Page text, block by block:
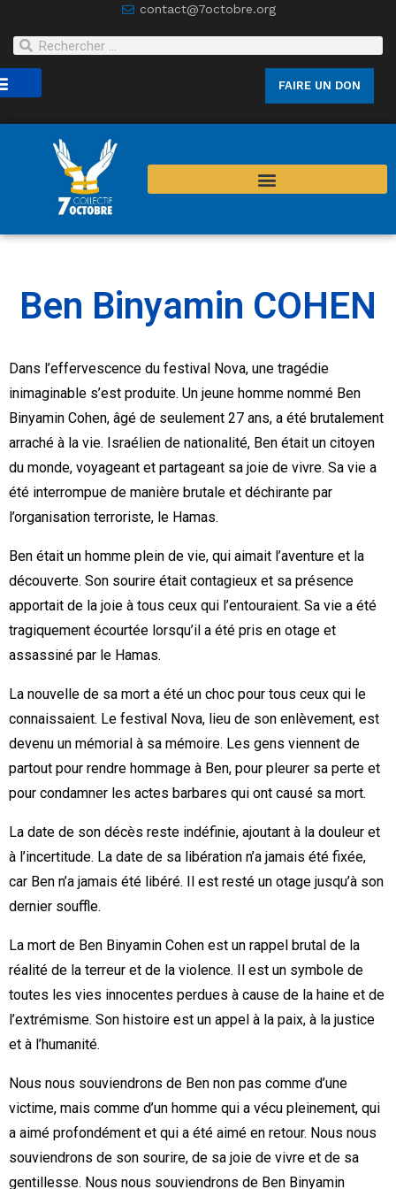
contact@7octobre.org
FAIRE UN DON
Ben Binyamin COHEN
Dans l’effervescence du festival Nova, une tragédie
inimaginable s’est produite. Un jeune homme nommé Ben
Binyamin Cohen, âgé de seulement 27 ans, a été brutalement
arraché à la vie. Israélien de nationalité, Ben était un citoyen
du monde, voyageant et partageant sa joie de vivre. Sa vie a
été interrompue de manière brutale et déchirante par
l’organisation terroriste, le Hamas.
Ben était un homme plein de vie, qui aimait l’aventure et la
découverte. Son sourire était contagieux et sa présence
apportait de la joie à tous ceux qui l’entouraient. Sa vie a été
tragiquement écourtée lorsqu’il a été pris en otage et
assassiné par le Hamas.
La nouvelle de sa mort a été un choc pour tous ceux qui le
connaissaient. Le festival Nova, lieu de son enlèvement, est
devenu un mémorial à sa mémoire. Les gens viennent de
partout pour rendre hommage à Ben, pour pleurer sa perte et
pour condamner les actes barbares qui ont causé sa mort.
La date de son décès reste indéfinie, ajoutant à la douleur et
à l’incertitude. La date de sa libération n’a jamais été fixée,
car Ben n’a jamais été libéré. Il est resté un otage jusqu’à son
dernier souffle.
La mort de Ben Binyamin Cohen est un rappel brutal de la
réalité de la terreur et de la violence. Il est un symbole de
toutes les vies innocentes perdues à cause de la haine et de
l’extrémisme. Son histoire est un appel à la paix, à la justice
et à l’humanité.
Nous nous souviendrons de Ben non pas comme d’une
victime, mais comme d’un homme qui a vécu pleinement, qui
a aimé profondément et qui a été aimé en retour. Nous nous
souviendrons de son sourire, de sa joie de vivre et de sa
gentillesse. Nous nous souviendrons de Ben Binyamin